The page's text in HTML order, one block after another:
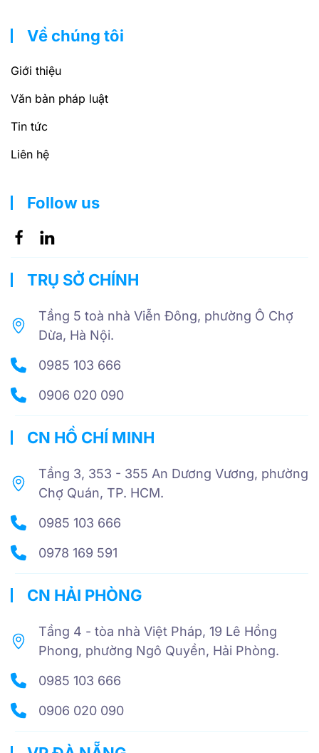
Về chúng tôi
Giới thiệu
Văn bản pháp luật
Tin tức
Liên hệ
Follow us
TRỤ SỞ CHÍNH
Tầng 5 toà nhà Viễn Đông, phường Ô Chợ
Dừa, Hà Nội.
0985 103 666
0906 020 090
CN HỒ CHÍ MINH
Tầng 3, 353 - 355 An Dương Vương, phường
Chợ Quán, TP. HCM.
0985 103 666
0978 169 591
CN HẢI PHÒNG
Tầng 4 - tòa nhà Việt Pháp, 19 Lê Hồng
Phong, phường Ngô Quyền, Hải Phòng.
0985 103 666
0906 020 090